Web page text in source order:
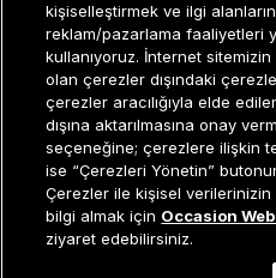
Müşteri İlişkileri0 850 800 01
ERKEK KATEGORILER
Occasion bir EREN
kişiselleştirmek ve ilgi
reklam/pazarlama faaliyetleri
kullanıyoruz. İnternet sitemizin
olan çerezler dışındaki
çerezler aracılığıyla elde
dışına aktarılmasına onay
seçeneğine; çerezlere ilişkin
ise “Çerezleri Yönetin”
Çerezler ile kişisel verilerinizin
bilgi almak için Occasion
ziyaret edebilirsiniz.